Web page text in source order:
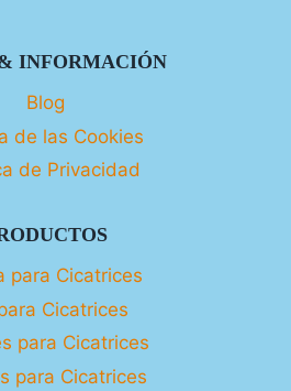
INFORMACIÓN
Blog
de las Cookies
de Privacidad
para Cicatrices
Cicatrices
para Cicatrices
para Cicatrices